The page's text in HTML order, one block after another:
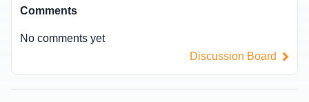
Comments
No comments yet
Discussion Board